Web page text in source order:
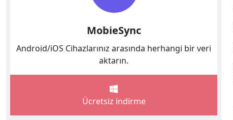
MobieSync
Android/iOS Cihazlarınız arasında herhangi bir veri
aktarın.
Ücretsiz indirme